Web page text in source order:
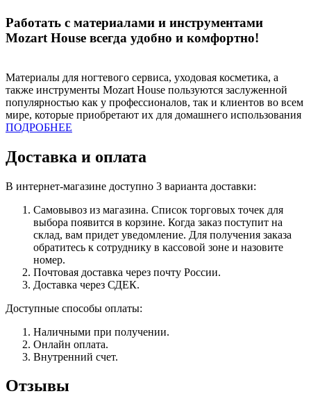
Работать с материалами и инструментами
Mozart House всегда удобно и комфортно!
Материалы для ногтевого сервиса, уходовая косметика, а
также инструменты Mozart House пользуются заслуженной
популярностью как у профессионалов, так и клиентов во всем
мире, которые приобретают их для домашнего использования
ПОДРОБНЕЕ
Доставка и оплата
В интернет-магазине доступно 3 варианта доставки:
Самовывоз из магазина. Список торговых точек для
выбора появится в корзине. Когда заказ поступит на
склад, вам придет уведомление. Для получения заказа
обратитесь к сотруднику в кассовой зоне и назовите
номер.
Почтовая доставка через почту России.
Доставка через СДЕК.
Доступные способы оплаты:
Наличными при получении.
Онлайн оплата.
Внутренний счет.
Отзывы